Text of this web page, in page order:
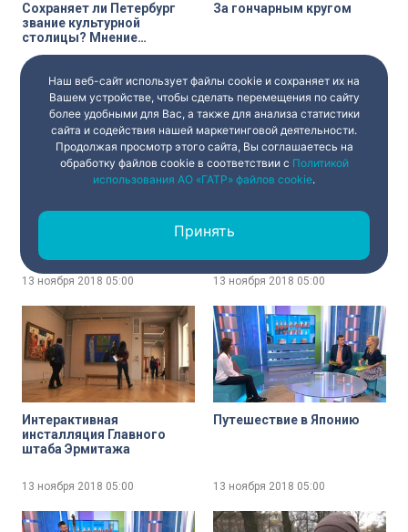
Сохраняет ли Петербург
звание культурной
столицы? Мнение
горожан
13 ноября 2018 05:00
За гончарным кругом
13 ноября 2018
Качество сосисок
13 ноября 2018 05:00
Кэндо. Современное
боевое искусство
бамбуковых мечах
13 ноября 2018 05:00
Интерактивная
инсталляция Главного
штаба Эрмитажа
13 ноября 2018 05:00
Путешествие в Японию
13 ноября 2018 05:00
Наш веб-сайт использует файлы cookie и сохраняет их на
Вашем устройстве, чтобы сделать перемещения по сайту
более удобными для Вас, а также для анализа статистики
сайта и содействия нашей маркетинговой деятельности.
Продолжая просмотр этого сайта, Вы соглашаетесь на
обработку файлов cookie в соответствии с Политикой
использования АО «ГАТР» файлов cookie.
Принять